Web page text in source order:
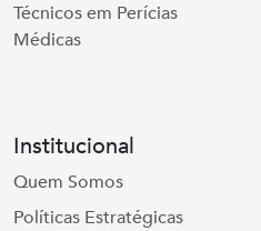
Técnicos em Perícias
Médicas
Institucional
Quem Somos
Políticas Estratégicas